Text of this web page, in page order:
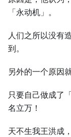
「永动机」。
人们之所以没有
到。
另外的一个原因
只要自己做成了
名立万！
天不生我王洪成